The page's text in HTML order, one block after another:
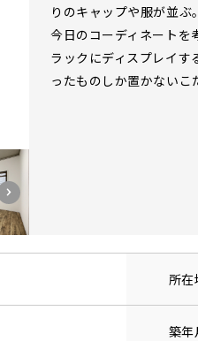
りのキャップや服が並
今日のコーディネートを
ラックにディスプレイす
ったものしか置かないこ
所在
築年